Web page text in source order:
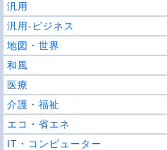
汎用
汎用-ビジネス
地図・世界
和風
医療
介護・福祉
エコ・省エネ
IT・コンピューター